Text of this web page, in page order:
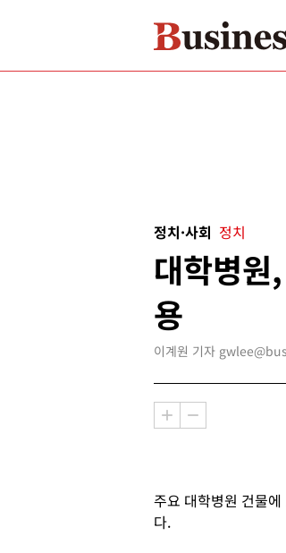
정치·사회 정치
대학병원
용
이계원 기자
주요 대학병원 건물
다.